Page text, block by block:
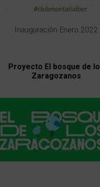
Inauguración Enero 2022
Proyecto El bosque de
Zaragozanos